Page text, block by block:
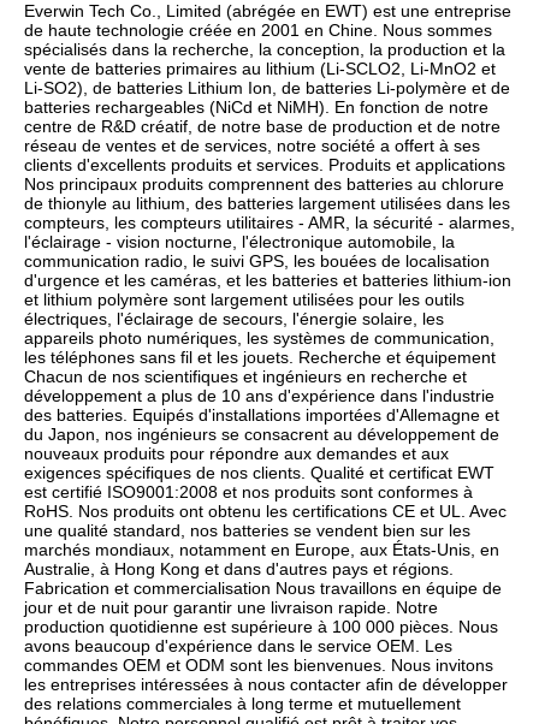
Everwin Tech Co., Limited (abrégée en EWT) est une entreprise
de haute technologie créée en 2001 en Chine. Nous sommes
spécialisés dans la recherche, la conception, la production et la
vente de batteries primaires au lithium (Li-SCLO2, Li-MnO2 et
Li-SO2), de batteries Lithium Ion, de batteries Li-polymère et de
batteries rechargeables (NiCd et NiMH). En fonction de notre
centre de R&D créatif, de notre base de production et de notre
réseau de ventes et de services, notre société a offert à ses
clients d'excellents produits et services. Produits et applications
Nos principaux produits comprennent des batteries au chlorure
de thionyle au lithium, des batteries largement utilisées dans les
compteurs, les compteurs utilitaires - AMR, la sécurité - alarmes,
l'éclairage - vision nocturne, l'électronique automobile, la
communication radio, le suivi GPS, les bouées de localisation
d'urgence et les caméras, et les batteries et batteries lithium-ion
et lithium polymère sont largement utilisées pour les outils
électriques, l'éclairage de secours, l'énergie solaire, les
appareils photo numériques, les systèmes de communication,
les téléphones sans fil et les jouets. Recherche et équipement
Chacun de nos scientifiques et ingénieurs en recherche et
développement a plus de 10 ans d'expérience dans l'industrie
des batteries. Equipés d'installations importées d'Allemagne et
du Japon, nos ingénieurs se consacrent au développement de
nouveaux produits pour répondre aux demandes et aux
exigences spécifiques de nos clients. Qualité et certificat EWT
est certifié ISO9001:2008 et nos produits sont conformes à
RoHS. Nos produits ont obtenu les certifications CE et UL. Avec
une qualité standard, nos batteries se vendent bien sur les
marchés mondiaux, notamment en Europe, aux États-Unis, en
Australie, à Hong Kong et dans d'autres pays et régions.
Fabrication et commercialisation Nous travaillons en équipe de
jour et de nuit pour garantir une livraison rapide. Notre
production quotidienne est supérieure à 100 000 pièces. Nous
avons beaucoup d'expérience dans le service OEM. Les
commandes OEM et ODM sont les bienvenues. Nous invitons
les entreprises intéressées à nous contacter afin de développer
des relations commerciales à long terme et mutuellement